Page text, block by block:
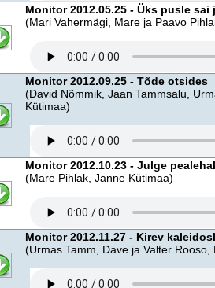
Monitor 2012.05.25 - Üks pusle sai
(Mari Vahermägi, Mare ja Paavo
Monitor 2012.09.25 - Tõde otsides
(David Nõmmik, Jaan Tammsalu,
Kütimaa)
Monitor 2012.10.23 - Julge
(Mare Pihlak, Janne Kütimaa)
Monitor 2012.11.27 - Kirev
(Urmas Tamm, Dave ja Valter